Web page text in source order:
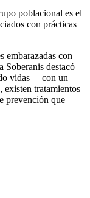
poblacional es el
con prácticas
embarazadas con
destacó
vidas —con un
tratamientos
prevención que